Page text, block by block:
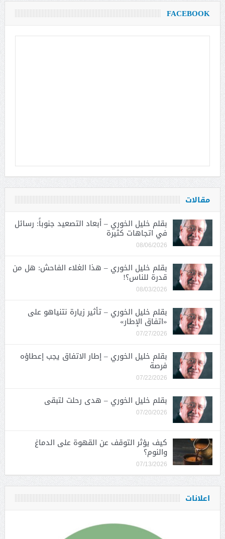
FACEBOOK
مقالات
بقلم خليل الخوري – أبعاد التصعيد جنوباً: رسائل
في اتجاهات كثيرة
08/06/2026
بقلم خليل الخوري – هذا الغلاء الفاحش: هل من
قدرة للناس؟!
08/03/2026
بقلم خليل الخوري – تأثير زيارة نتنياهو على
«اتفاق الإطار»
07/27/2026
بقلم خليل الخوري – إطار الاتفاق يجب إعطاؤه
فرصة
07/22/2026
بقلم خليل الخوري – هدى رحلت لتبقى
07/20/2026
كيف يؤثر التوقف عن القهوة على الدماغ
والنوم؟
07/13/2026
اعلانات